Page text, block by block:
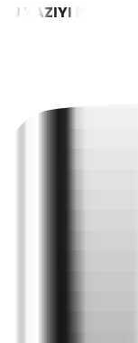
BU YAZIYI PAYLAŞIN